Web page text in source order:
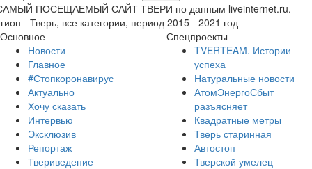
ПОСЕЩАЕМЫЙ САЙТ ТВЕРИ по данным liveinternet.ru.
- Тверь, все категории, период 2015 - 2021 год
Основное
Новости
Главное
#Стопкоронавирус
Актуально
Хочу сказать
Интервью
Эксклюзив
Репортаж
Твериведение
Спецпроекты
TVERTEAM. Истории
успеха
Натуральные новости
АтомЭнергоСбыт
разъясняет
Квадратные метры
Тверь старинная
Автостоп
Тверской умелец